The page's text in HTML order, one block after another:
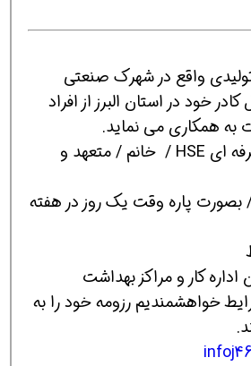
واقع در شهرک صنعتی
خود در استان البرز از افراد
به همکاری می نماید.
کارشناس بهداشت حرفه ای HSE / خانم / متعهد و
۳۰ ساله / بصورت پاره وقت یک روز در هفته
اداره کار و مراکز بهداشت
خواهشمندیم رزومه خود را به